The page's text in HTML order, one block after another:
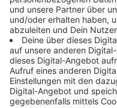
Anzeige
Wir